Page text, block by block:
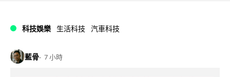
科技娛樂 生活科技 汽車科技
藍骨 7 小時